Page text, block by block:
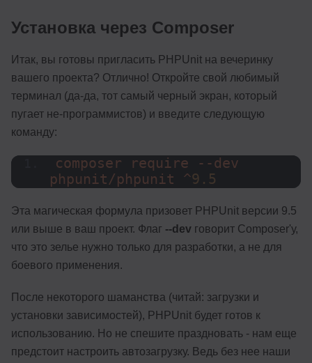
Установка через Composer
Итак, вы готовы пригласить PHPUnit на вечеринку
вашего проекта? Отлично! Откройте свой любимый
терминал (да-да, тот самый черный экран, который
пугает не-программистов) и введите следующую
команду:
composer require --dev
phpunit/phpunit ^9.5
Эта магическая формула призовет PHPUnit версии 9.5
или выше в ваш проект. Флаг --dev говорит Composer'у,
что это зелье нужно только для разработки, а не для
боевого применения.
После некоторого шаманства (читай: загрузки и
установки зависимостей), PHPUnit будет готов к
использованию. Но не спешите праздновать - нам еще
предстоит настроить автозагрузку. Ведь без нее наши